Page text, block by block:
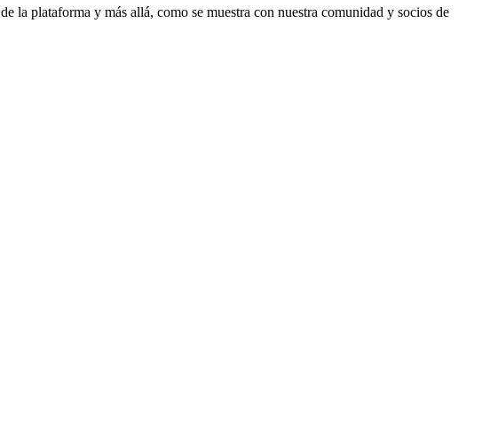
la plataforma y más allá, como se muestra con nuestra comunidad y socios de